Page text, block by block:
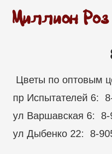
Цветы по оптовым
пр Испытателей 6:
ул Варшавская 6: 8-
ул Дыбенко 22: 8-